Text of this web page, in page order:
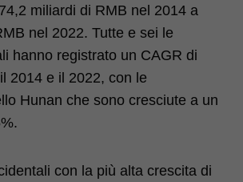
miliardi di RMB nel 2014 a
nel 2022. Tutte e sei le
hanno registrato un CAGR di
2014 e il 2022, con le
Hunan che sono cresciute a un
con la più alta crescita di